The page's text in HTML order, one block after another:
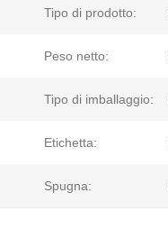
Tipo di prodotto:
Peso netto:
Tipo di imballaggio:
Etichetta:
Spugna: